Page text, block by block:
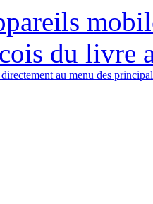
du livre
au menu des